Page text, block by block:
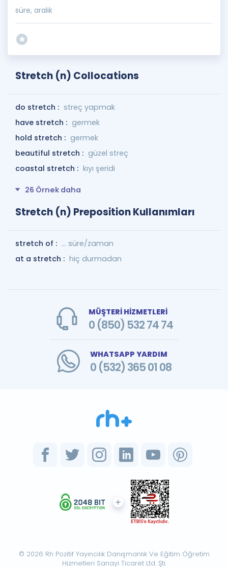
süre, aralık
Stretch (n) Collocations
do stretch : streç yapmak
have stretch : germek
hold stretch : germek
beautiful stretch : güzel streç
coastal stretch : kıyı şeridi
26 Örnek daha
Stretch (n) Preposition Kullanımları
stretch of : ... süre/zaman
at a stretch : hiç durmadan
MÜŞTERİ HİZMETLERİ
0 (850) 532 74 74
WHATSAPP YARDIM
0 (532) 365 01 08
© 2026 Rh Pozitif Yayıncılık Danışmanlık Ve Eğitim Öğretim
Hizmetleri Sanayi Ticaret Ltd. Şti.